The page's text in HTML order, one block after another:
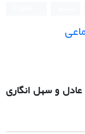
و سهل انگاری